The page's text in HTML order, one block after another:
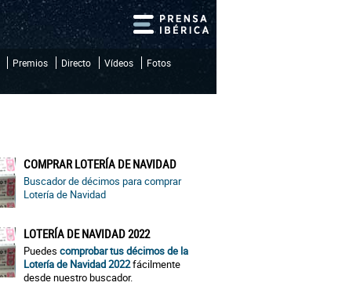
Premios Directo Vídeos
Fotos
COMPRAR LOTERÍA DE NAVIDAD
Buscador de décimos para comprar
Lotería de Navidad
LOTERÍA DE NAVIDAD 2022
Puedes comprobar tus décimos de la
Lotería de Navidad 2022fácilmente
desde nuestro buscador.